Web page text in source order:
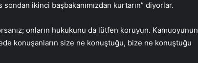
ikinci başbakanımızdan kurtarın” diyorlar.
onların hukukunu da lütfen koruyun. Kamuoyunun
konuşanların size ne konuştuğu, bize ne konuştuğu